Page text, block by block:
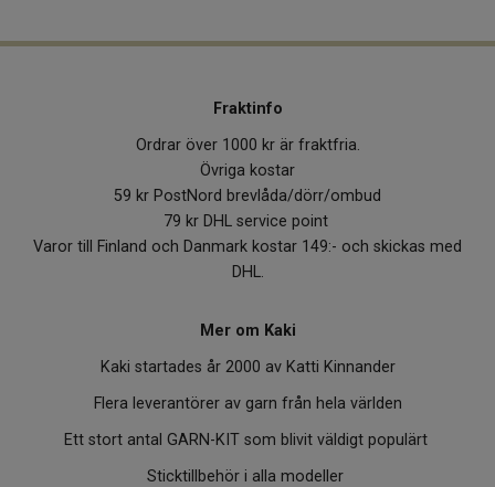
Fraktinfo
Ordrar över 1000 kr är fraktfria.
Övriga kostar
59 kr PostNord brevlåda/dörr/ombud
79 kr DHL service point
Varor till Finland och Danmark kostar 149:- och skickas med
DHL.
Mer om Kaki
Kaki startades år 2000 av Katti Kinnander
Flera leverantörer av garn från hela världen
Ett stort antal GARN-KIT som blivit väldigt populärt
Sticktillbehör i alla modeller